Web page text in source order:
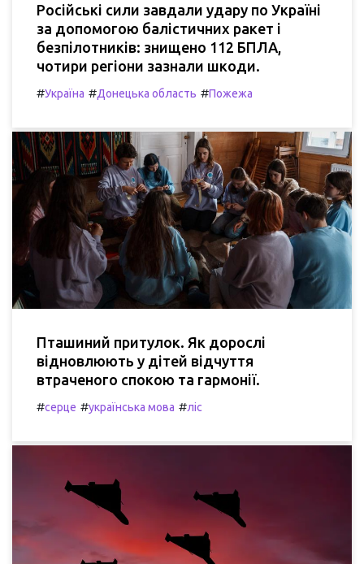
Російські сили завдали удару по Україні
за допомогою балістичних ракет і
безпілотників: знищено 112 БПЛА,
чотири регіони зазнали шкоди.
#Україна #Донецька область #Пожежа
Пташиний притулок. Як дорослі
відновлюють у дітей відчуття
втраченого спокою та гармонії.
#серце #українська мова #ліс